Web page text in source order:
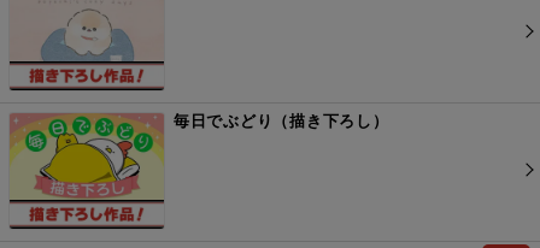
毎日でぶどり（描き下ろし）